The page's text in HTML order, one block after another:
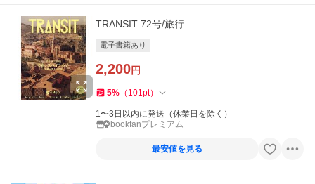
TRANSIT 72号/旅行
電子書籍あり
2,200円
5% （ 101pt）
1〜3日以内に発送（休業日を除く）
bookfanプレミアム
最安値を見る